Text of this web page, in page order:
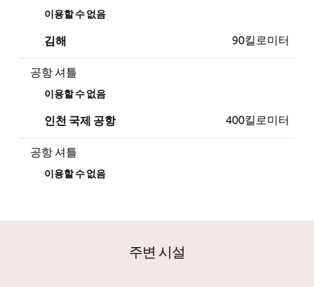
이용할 수 없음
김해 90킬로미터
공항 셔틀
이용할 수 없음
인천 국제 공항 400킬로미터
공항 셔틀
이용할 수 없음
주변 시설